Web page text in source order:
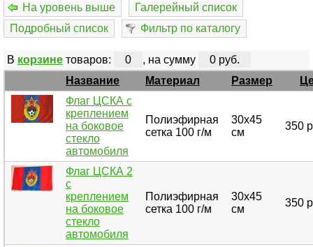
На уровень выше
Галерейный список
Подробный список
Фильтр по каталогу
В корзинетоваров: 0 , на сумму
0 руб.
Название
Материал Размер
Флаг ЦСКА с
креплением
на боковое
стекло
автомобиля
Полиэфирная
сетка 100 г/м
30х45
см
350
Флаг ЦСКА 2
с
креплением
на боковое
стекло
автомобиля
Полиэфирная
сетка 100 г/м
30х45
см
350